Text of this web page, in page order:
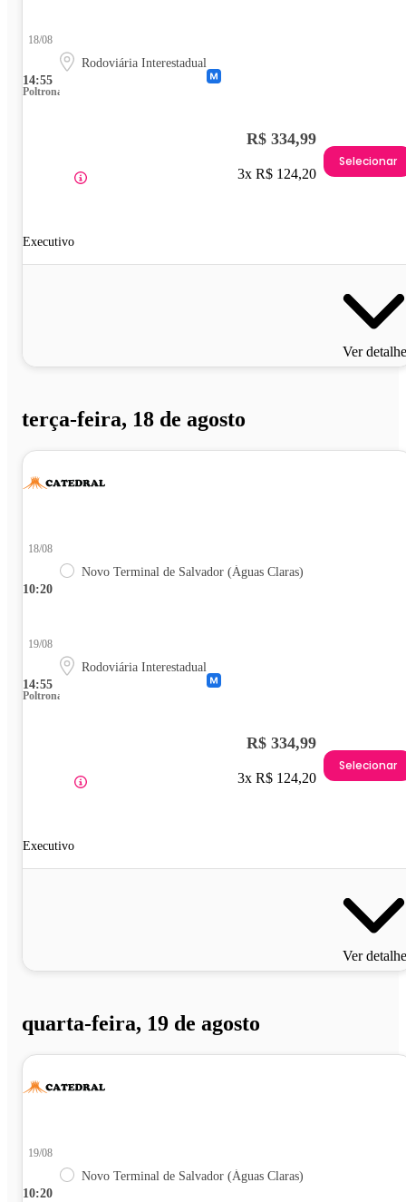
14:55
18/08
Rodoviária Interestadual
Poltrona
Executivo
R$ 334,99
3x R$ 124,20
Selecionar
Ver
terça-feira, 18 de agosto
10:20
18/08
Novo Terminal de Salvador (Águas Claras)
14:55
19/08
Rodoviária Interestadual
Poltrona
Executivo
R$ 334,99
3x R$ 124,20
Selecionar
Ver
quarta-feira, 19 de agosto
10:20
19/08
Novo Terminal de Salvador (Águas Claras)